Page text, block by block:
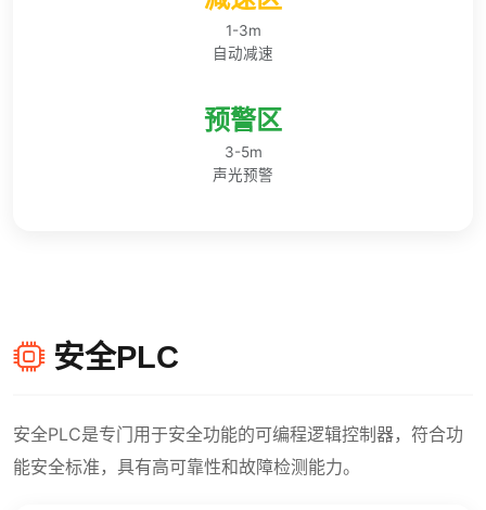
1-3m
自动减速
预警区
3-5m
声光预警
安全PLC
安全PLC是专门用于安全功能的可编程逻辑控制器，符合功
能安全标准，具有高可靠性和故障检测能力。